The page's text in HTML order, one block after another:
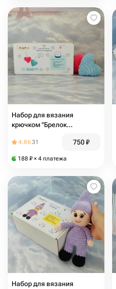
Набор для вязания
крючком "Брелок
голубое
4.8631 750₽
188 ₽ × 4 платежа
Набор для вязания